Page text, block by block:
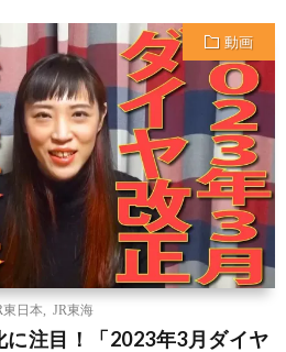
動画
東日本 JR東海
注目！「2023年3月ダイヤ